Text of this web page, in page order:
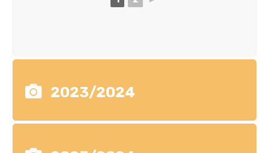
2023/2024